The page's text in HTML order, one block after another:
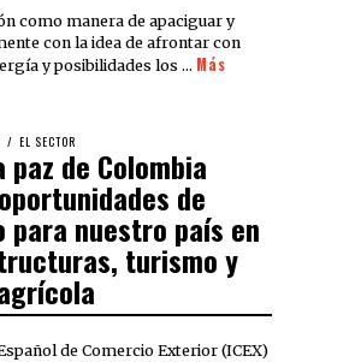
como manera de apaciguar y
con la idea de afrontar con
y posibilidades los … Más
EL SECTOR
paz de Colombia
de
para nuestro país en
turismo y
de Comercio Exterior (ICEX)